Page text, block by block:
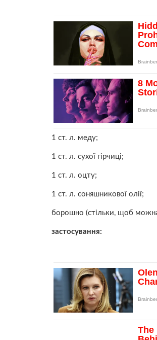
1 ст. л. меду;
1 ст. л. сухої гірчиці;
1 ст. л. оцту;
1 ст. л. соняшникової олії;
борошно (стільки, щоб
застосування: